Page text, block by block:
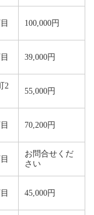
100,000円
39,000円
2
55,000円
70,200円
お問合せくだ
さい
45,000円